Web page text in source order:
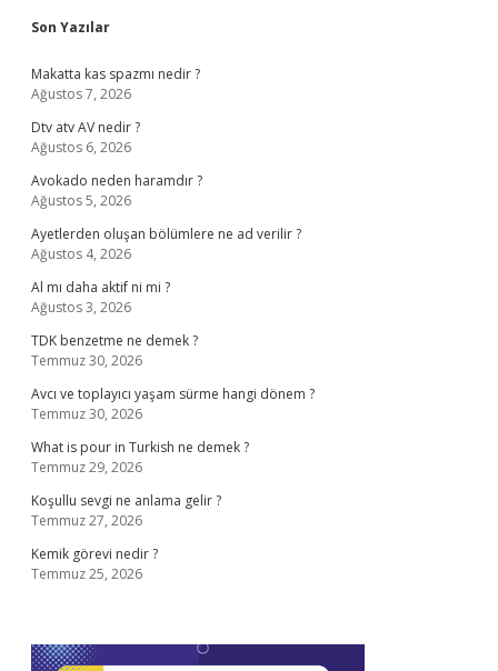
Sidebar
Son Yazılar
Makatta kas spazmı nedir ?
Ağustos 7, 2026
Dtv atv AV nedir ?
Ağustos 6, 2026
Avokado neden haramdır ?
Ağustos 5, 2026
Ayetlerden oluşan bölümlere ne ad verilir ?
Ağustos 4, 2026
Al mı daha aktif ni mi ?
Ağustos 3, 2026
TDK benzetme ne demek ?
Temmuz 30, 2026
Avcı ve toplayıcı yaşam sürme hangi dönem ?
Temmuz 30, 2026
What is pour in Turkish ne demek ?
Temmuz 29, 2026
Koşullu sevgi ne anlama gelir ?
Temmuz 27, 2026
Kemik görevi nedir ?
Temmuz 25, 2026